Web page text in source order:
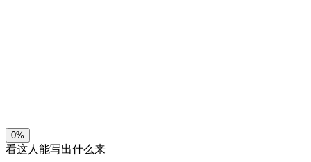
0%
看这人能写出什么来